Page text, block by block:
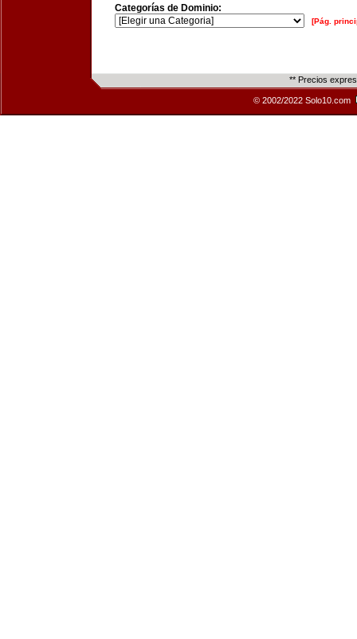
Categorías de Dominio:
[Pág.
** Precios
© 2002/2022 Solo10.com